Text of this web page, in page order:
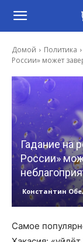
Домой Политика
России» может
Гадание на
России»
Константин
Самое